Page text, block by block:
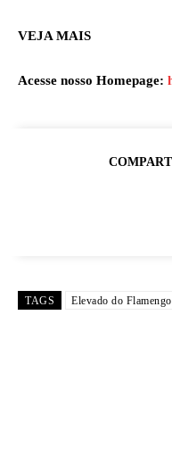
VEJA MAIS
Acesse nosso Homepage:
TAGS Elevado do Flamengo